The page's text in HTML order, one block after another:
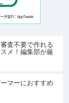
査不要で作れる
メ！編集部が厳
マーにおすすめ